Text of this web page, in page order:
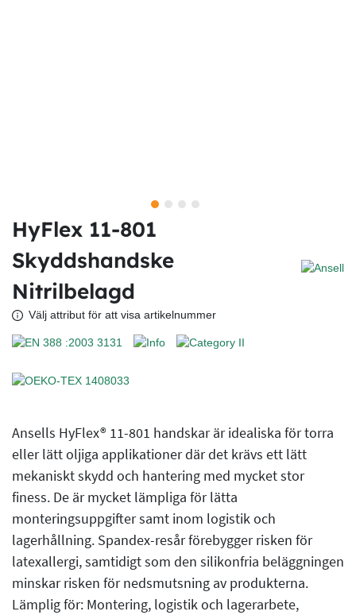
HyFlex 11-801
Skyddshandske
Nitrilbelagd
Välj attribut för att visa artikelnummer
Ansells HyFlex® 11-801 handskar är idealiska för torra
eller lätt oljiga applikationer där det krävs ett lätt
mekaniskt skydd och hantering med mycket stor
finess. De är mycket lämpliga för lätta
monteringsuppgifter samt inom logistik och
lagerhållning. Spandex-resår förebygger risken för
latexallergi, samtidigt som den silikonfria beläggningen
minskar risken för nedsmutsning av produkterna.
Lämplig för: Montering, logistik och lagerarbete,